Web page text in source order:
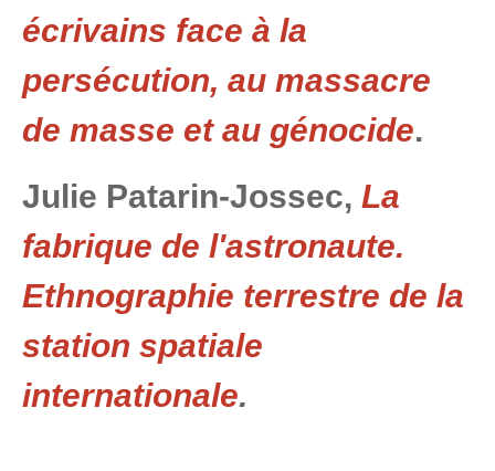
écrivains face à la
persécution, au massacre
de masse et au génocide.
Julie Patarin-Jossec, La
fabrique de l'astronaute.
Ethnographie terrestre de la
station spatiale
internationale.